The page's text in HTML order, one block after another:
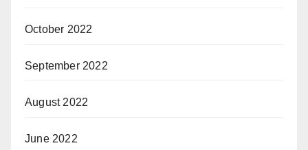
October 2022
September 2022
August 2022
June 2022